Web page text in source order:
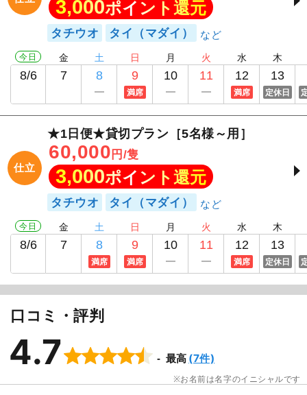
3,000ポイント還元
タチウオ タイ（マダイ）
今日
8/6
金
7
土
8
日
9
満席
月
10
火
11
水
12
満席
木
13
定休日
仕立
★1日便★貸切プラン［5名様～用］
60,000 円/隻
3,000ポイント還元
タチウオ タイ（マダイ）
今日
8/6
金
7
土
8
満席
日
9
満席
月
10
火
11
水
12
満席
木
13
定休日
口コミ・評判
4.7 最高 (7件)
お名前は名字のイニシャルです